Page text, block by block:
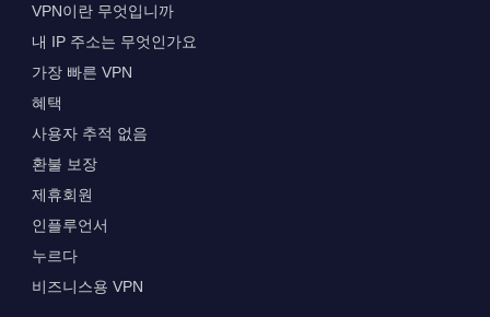
VPN이란 무엇입니까
내 IP 주소는 무엇인가요
가장 빠른 VPN
혜택
사용자 추적 없음
환불 보장
제휴회원
인플루언서
누르다
비즈니스용 VPN